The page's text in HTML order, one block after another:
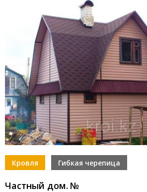
Кровля Гибкая черепица
Частный дом. №